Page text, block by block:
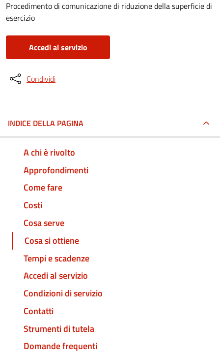
Procedimento di comunicazione di riduzione della superficie di
esercizio
Accedi al servizio
Condividi
INDICE DELLA PAGINA
A chi è rivolto
Approfondimenti
Come fare
Costi
Cosa serve
Cosa si ottiene
Tempi e scadenze
Accedi al servizio
Condizioni di servizio
Contatti
Strumenti di tutela
Domande frequenti